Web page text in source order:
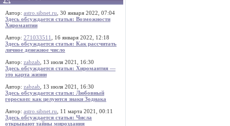
Автор: astro.sibnet.ru , 30 января 2022, 07:04
Здесь обсуждается статья: Возможности
Хиромантии
Автор: 271033511
, 16 января 2022, 12:18
Здесь обсуждается статья: Как рассчитать
личное денежное число
Автор: zabzab , 13 июля 2021, 16:30
Здесь обсуждается статья: Хиромантия —
это карта жизни
Автор: zabzab , 13 июля 2021, 16:30
Здесь обсуждается статья: Любовный
гороскоп: как целуются знаки Зодиака
Автор: astro.sibnet.ru , 11 марта 2021, 00:11
Здесь обсуждается статья: Числа
открывают тайны мироздания